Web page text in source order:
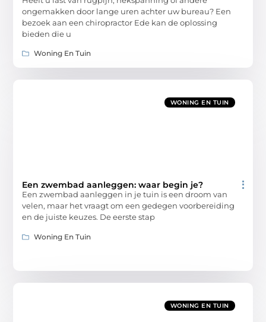
ongemakken door lange uren achter uw bureau? Een
bezoek aan een chiropractor Ede kan de oplossing
bieden die u
Woning En Tuin
WONING EN TUIN
Een zwembad aanleggen: waar begin je?
Een zwembad aanleggen in je tuin is een droom van
velen, maar het vraagt om een gedegen voorbereiding
en de juiste keuzes. De eerste stap
Woning En Tuin
WONING EN TUIN